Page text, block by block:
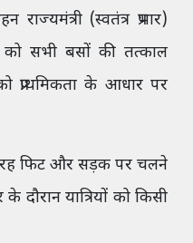
(स्वतंत्र प्रभार)
को सभी बसों की तत्काल
प्राथमिकता के आधार पर
फिट और सड़क पर चलने
दौरान यात्रियों को किसी